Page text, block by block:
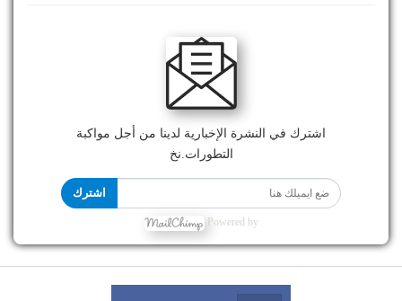
اشترك في النشرة الإخبارية لدينا من أجل مواكبة
التطورات.نخ
اشترك
Powered by